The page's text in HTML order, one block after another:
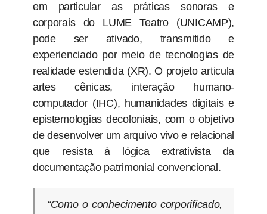
em particular as práticas sonoras e
corporais do LUME Teatro (UNICAMP),
pode ser ativado, transmitido e
experienciado por meio de tecnologias de
realidade estendida (XR). O projeto articula
artes cênicas, interação humano-
computador (IHC), humanidades digitais e
epistemologias decoloniais, com o objetivo
de desenvolver um arquivo vivo e relacional
que resista à lógica extrativista da
documentação patrimonial convencional.
“Como o conhecimento corporificado,